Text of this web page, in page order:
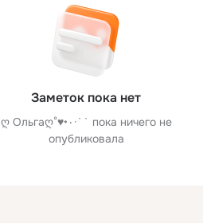
Заметок пока нет
ღ Ольгаღ°♥•٠·˙˙ пока ничего не
опубликовала